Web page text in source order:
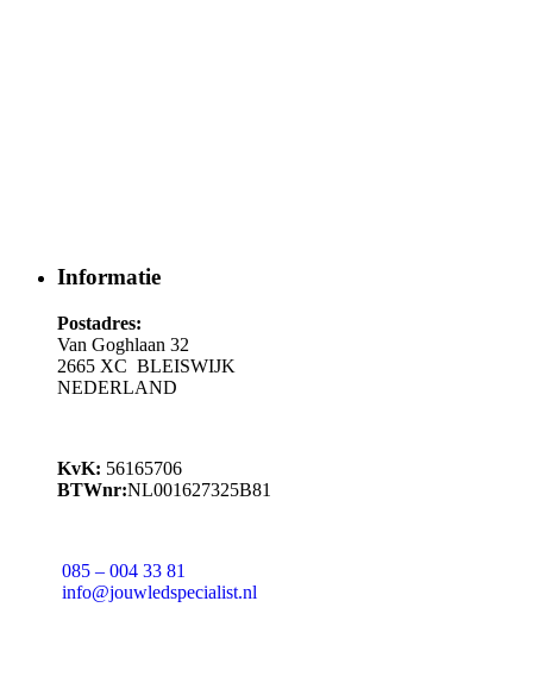
Informatie
Postadres:
Van Goghlaan 32
2665 XC BLEISWIJK
NEDERLAND
KvK: 56165706
BTWnr:NL001627325B81
085 – 004 33 81
info@jouwledspecialist.nl